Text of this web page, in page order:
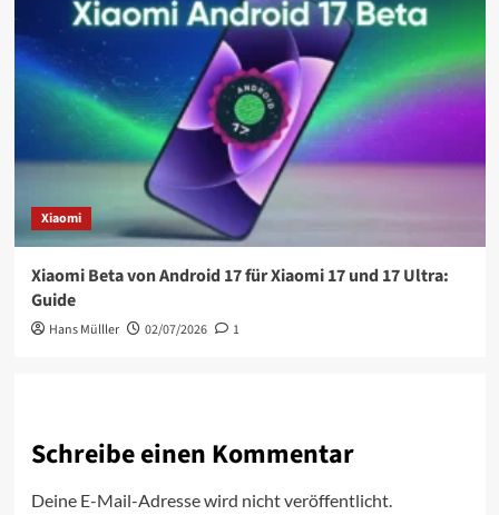
Xiaomi
Xiaomi Beta von Android 17 für Xiaomi 17 und 17 Ultra:
Guide
Hans Mülller 02/07/2026 1
Schreibe einen Kommentar
Deine E-Mail-Adresse wird nicht veröffentlicht.